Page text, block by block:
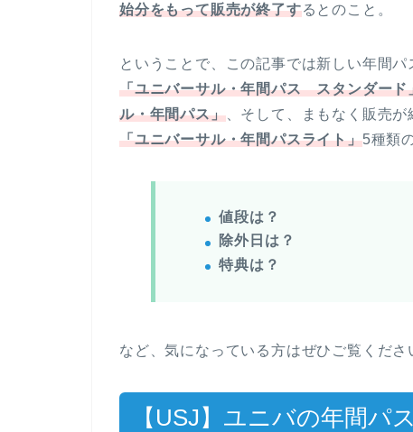
始分をもって販売が終了するとのこと。
ということで、この記事では新しい年間パ
「ユニバーサル・年間パス スタンダード
ル・年間パス」、そして、まもなく販売が
「ユニバーサル・年間パスライト」5種類
値段は？
除外日は？
特典は？
など、気になっている方はぜひご覧くだ
【USJ】ユニバの年間パ